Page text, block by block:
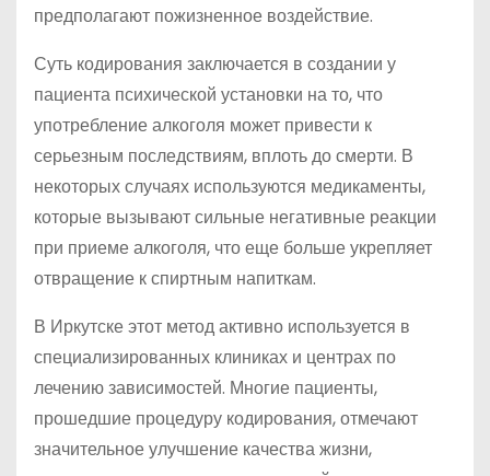
предполагают пожизненное воздействие.
Суть кодирования заключается в создании у
пациента психической установки на то, что
употребление алкоголя может привести к
серьезным последствиям, вплоть до смерти. В
некоторых случаях используются медикаменты,
которые вызывают сильные негативные реакции
при приеме алкоголя, что еще больше укрепляет
отвращение к спиртным напиткам.
В Иркутске этот метод активно используется в
специализированных клиниках и центрах по
лечению зависимостей. Многие пациенты,
прошедшие процедуру кодирования, отмечают
значительное улучшение качества жизни,